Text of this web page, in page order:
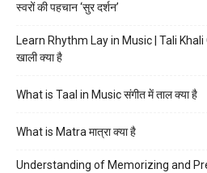
स्वरों की पहचान ‘सुर दर्शन’
Learn Rhythm Lay in Music | Tali
खाली क्या है
What is Taal in Music संगीत में ताल क्या है
What is Matra मात्रा क्या है
Understanding of Memorizing and